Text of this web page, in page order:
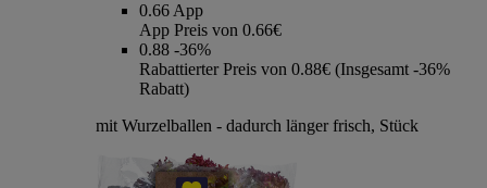
0.66 App
App Preis von 0.66€
0.88 -36%
Rabattierter Preis von 0.88€ (Insgesamt -36%
Rabatt)
mit Wurzelballen - dadurch länger frisch, Stück